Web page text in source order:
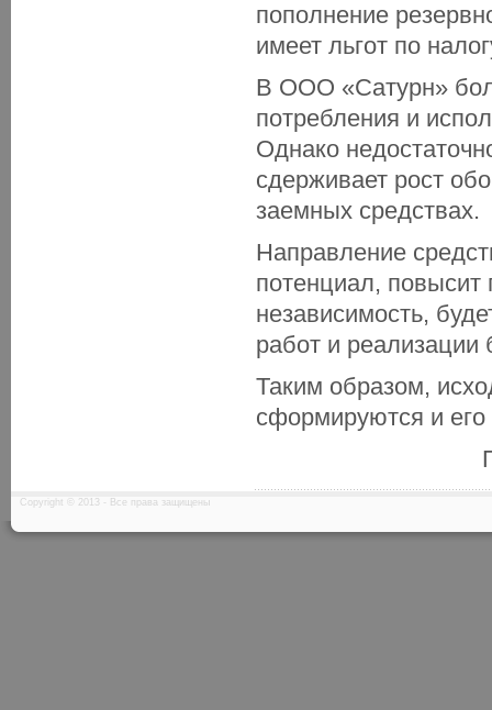
пополнение
имеет льгот по
В ООО «Сатурн»
потребления и
Однако
сдерживает рост
заемных средствах.
Направление
потенциал,
независимость,
работ и реализации
Таким образом,
сформируются и его
Copyright © 2013 - Все права защищены